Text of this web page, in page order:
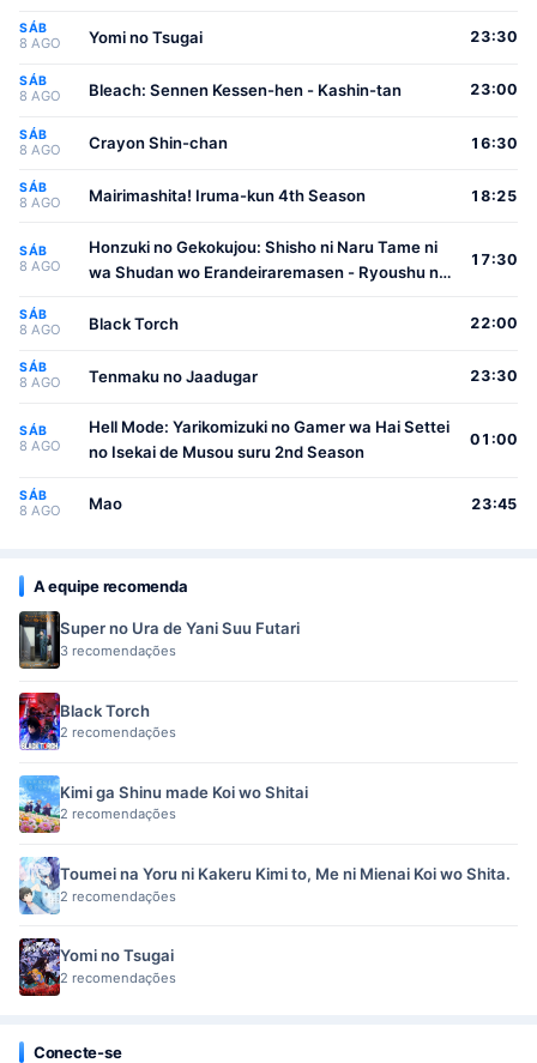
SÁB
8 AGO Yomi no Tsugai 23:30
SÁB
8 AGO Bleach: Sennen Kessen-hen - Kashin-tan 23:00
SÁB
8 AGO Crayon Shin-chan 16:30
SÁB
8 AGO Mairimashita! Iruma-kun 4th Season 18:25
SÁB
8 AGO
Honzuki no Gekokujou: Shisho ni Naru Tame ni
wa Shudan wo Erandeiraremasen - Ryoushu no
17:30
SÁB
8 AGO Black Torch 22:00
SÁB
8 AGO Tenmaku no Jaadugar 23:30
SÁB
8 AGO
Hell Mode: Yarikomizuki no Gamer wa Hai Settei
no Isekai de Musou suru 2nd Season
01:00
SÁB
8 AGO Mao 23:45
A equipe recomenda
Super no Ura de Yani Suu Futari
3 recomendações
Black Torch
2 recomendações
Kimi ga Shinu made Koi wo Shitai
2 recomendações
Toumei na Yoru ni Kakeru Kimi to, Me ni Mienai Koi wo Shita.
2 recomendações
Yomi no Tsugai
2 recomendações
Conecte-se